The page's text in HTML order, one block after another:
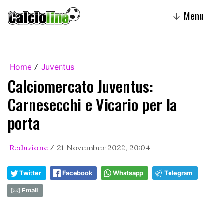
↓ Menu
Home / Juventus
Calciomercato Juventus:
Carnesecchi e Vicario per la
porta
Redazione / 21 November 2022, 20:04
Twitter Facebook Whatsapp Telegram
Email